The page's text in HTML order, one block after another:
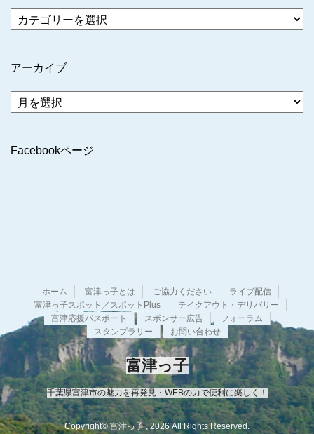
アーカイブ
ア
ー
ブ
Facebookページ
ホーム 富津っ子とは ご協力ください
ライブ配信
富津っ子スポット／スポットPlus
テイクアウト・デリバリー
富津応援パスポート
スポンサー広告
フォーラム
スタンプラリー
お問い合わせ
富津っ子
千葉県富津市の魅力を再発見・WEBの力で便利に楽しく！
Copyright© 富津っ子 , 2026 All Rights Reserved.